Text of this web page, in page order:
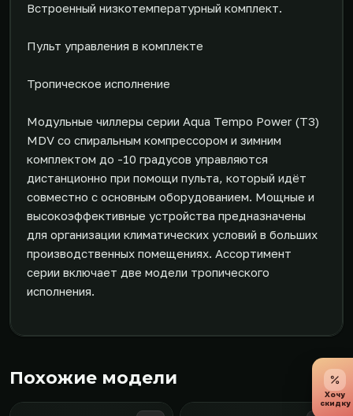
Встроенный низкотемпературный комплект.
Пульт управления в комплекте
Тропическое исполнение
Модульные чиллеры серии Aqua Tempo Power (T3)
MDV со спиральным компрессором и зимним
комплектом до -10 градусов управляются
дистанционно при помощи пульта, который идёт
совместно с основным оборудованием. Мощные и
высокоэффективные устройства предназначены
для организации климатических условий в больших
производственных помещениях. Ассортимент
серии включает две модели тропического
исполнения.
Похожие модели
Хочу
скидку